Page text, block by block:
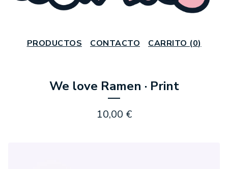
PRODUCTOS CONTACTO CARRITO (0)
We love Ramen · Print
10,00 €